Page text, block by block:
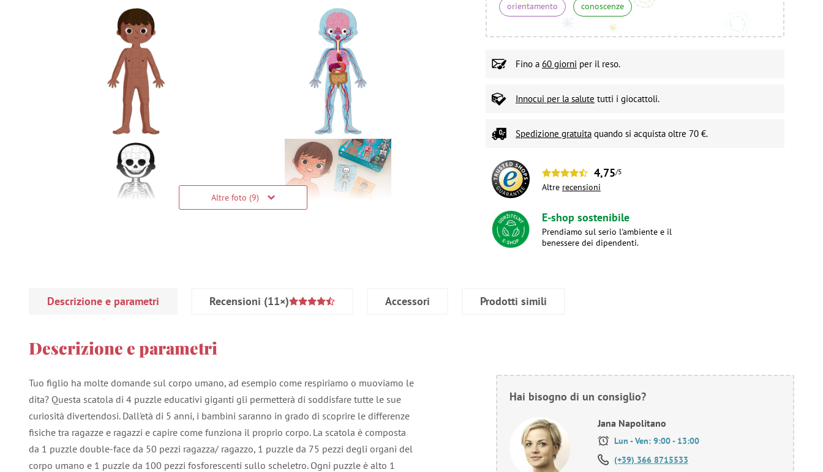
Altre foto (9)
orientamento conoscenze
Fino a 60 giorni per il reso.
Innocui per la salute tutti i giocattoli.
Spedizione gratuita quando si acquista oltre 70 €.
4,75/5
Altre recensioni
E-shop sostenibile
Prendiamo sul serio l'ambiente e il
benessere dei dipendenti.
Descrizione e parametri Recensioni (11×) Accessori Prodotti simili
Descrizione e parametri
Tuo figlio ha molte domande sul corpo umano, ad esempio come respiriamo o muoviamo le
dita? Questa scatola di 4 puzzle educativi giganti gli permetterà di soddisfare tutte le sue
curiosità divertendosi. Dall'età di 5 anni, i bambini saranno in grado di scoprire le differenze
fisiche tra ragazze e ragazzi e capire come funziona il proprio corpo. La scatola è composta
da 1 puzzle double-face da 50 pezzi ragazza/ ragazzo, 1 puzzle da 75 pezzi degli organi del
corpo umano e 1 puzzle da 100 pezzi fosforescenti sullo scheletro. Ogni puzzle è alto 1
Hai bisogno di un consiglio?
Jana Napolitano
Lun - Ven: 9:00 - 13:00
(+39) 366 8715533